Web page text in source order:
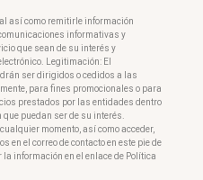
así como remitirle información
informativas y
que sean de su interés y
Legitimación: El
ser dirigidos o cedidos a las
para fines promocionales o para
prestados por las entidades dentro
puedan ser de su interés.
momento, así como acceder,
en el correo de contacto en este pie de
información en el enlace de Política